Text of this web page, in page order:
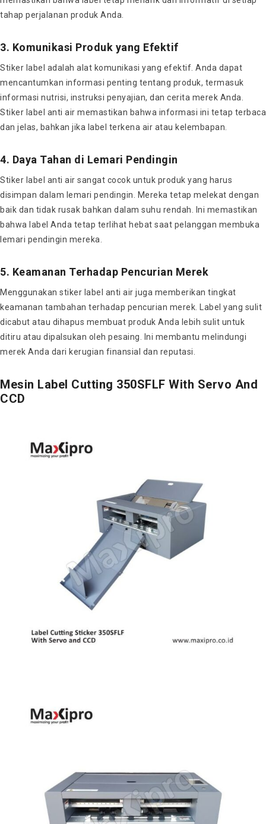
tahap perjalanan produk Anda.
3. Komunikasi Produk yang Efektif
Stiker label adalah alat komunikasi yang efektif. Anda dapat
mencantumkan informasi penting tentang produk, termasuk
informasi nutrisi, instruksi penyajian, dan cerita merek Anda.
Stiker label anti air memastikan bahwa informasi ini tetap terbaca
dan jelas, bahkan jika label terkena air atau kelembapan.
4. Daya Tahan di Lemari Pendingin
Stiker label anti air sangat cocok untuk produk yang harus
disimpan dalam lemari pendingin. Mereka tetap melekat dengan
baik dan tidak rusak bahkan dalam suhu rendah. Ini memastikan
bahwa label Anda tetap terlihat hebat saat pelanggan membuka
lemari pendingin mereka.
5. Keamanan Terhadap Pencurian Merek
Menggunakan stiker label anti air juga memberikan tingkat
keamanan tambahan terhadap pencurian merek. Label yang sulit
dicabut atau dihapus membuat produk Anda lebih sulit untuk
ditiru atau dipalsukan oleh pesaing. Ini membantu melindungi
merek Anda dari kerugian finansial dan reputasi.
Mesin Label Cutting 350SFLF With Servo And
CCD